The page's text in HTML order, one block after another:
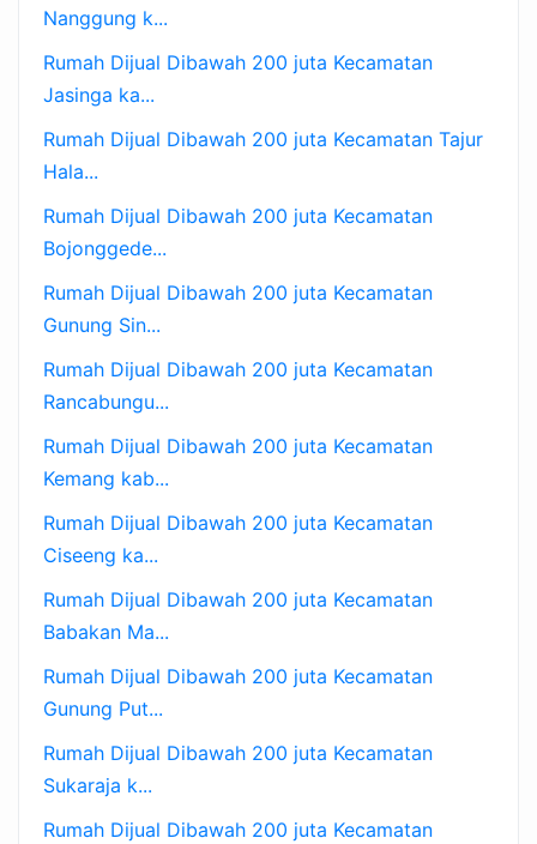
Nanggung k...
Rumah Dijual Dibawah 200 juta Kecamatan
Jasinga ka...
Rumah Dijual Dibawah 200 juta Kecamatan Tajur
Hala...
Rumah Dijual Dibawah 200 juta Kecamatan
Bojonggede...
Rumah Dijual Dibawah 200 juta Kecamatan
Gunung Sin...
Rumah Dijual Dibawah 200 juta Kecamatan
Rancabungu...
Rumah Dijual Dibawah 200 juta Kecamatan
Kemang kab...
Rumah Dijual Dibawah 200 juta Kecamatan
Ciseeng ka...
Rumah Dijual Dibawah 200 juta Kecamatan
Babakan Ma...
Rumah Dijual Dibawah 200 juta Kecamatan
Gunung Put...
Rumah Dijual Dibawah 200 juta Kecamatan
Sukaraja k...
Rumah Dijual Dibawah 200 juta Kecamatan